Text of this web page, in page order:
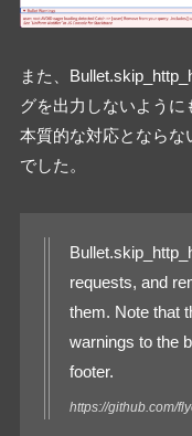
また、
グを出力しないように
本質的な対応とならな
でした。
requests, and
them. Note that
warnings to the
footer.
https://github.com/